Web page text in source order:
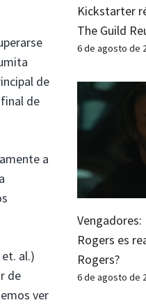
de
de
a
al.)
de
ver
Kickstarter
The Guild
6 de agosto de
Vengadores:
Rogers es
Rogers?
6 de agosto de